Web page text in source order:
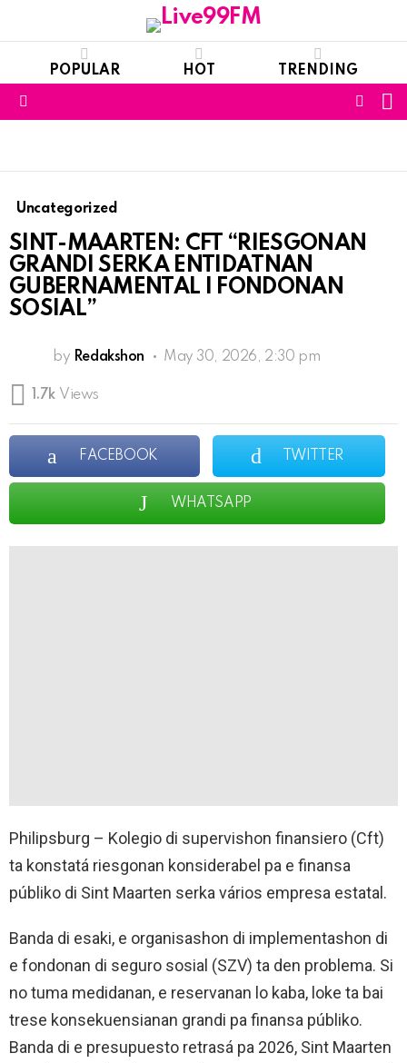
POPULAR HOT TRENDING
Uncategorized
SINT-MAARTEN: CFT “RIESGONAN
GRANDI SERKA ENTIDATNAN
GUBERNAMENTAL I FONDONAN
SOSIAL”
by Redakshon May 30, 2026, 2:30 pm
1.7k Views
FACEBOOK TWITTER
WHATSAPP
Philipsburg – Kolegio di supervishon finansiero (Cft)
ta konstatá riesgonan konsiderabel pa e finansa
públiko di Sint Maarten serka vários empresa estatal.
Banda di esaki, e organisashon di implementashon di
e fondonan di seguro sosial (SZV) ta den problema. Si
no tuma medidanan, e reservanan lo kaba, loke ta bai
trese konsekuensianan grandi pa finansa públiko.
Banda di e presupuesto retrasá pa 2026, Sint Maarten